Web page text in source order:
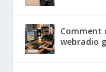
Comment
webradio